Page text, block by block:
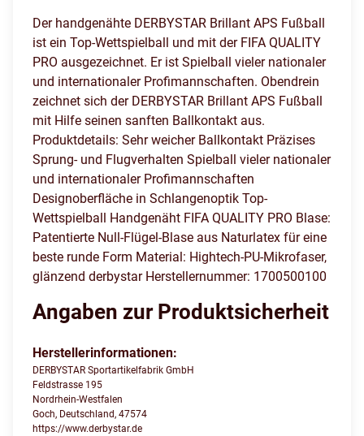
Der handgenähte DERBYSTAR Brillant APS Fußball
ist ein Top-Wettspielball und mit der FIFA QUALITY
PRO ausgezeichnet. Er ist Spielball vieler nationaler
und internationaler Profimannschaften. Obendrein
zeichnet sich der DERBYSTAR Brillant APS Fußball
mit Hilfe seinen sanften Ballkontakt aus.
Produktdetails: Sehr weicher Ballkontakt Präzises
Sprung- und Flugverhalten Spielball vieler nationaler
und internationaler Profimannschaften
Designoberfläche in Schlangenoptik Top-
Wettspielball Handgenäht FIFA QUALITY PRO Blase:
Patentierte Null-Flügel-Blase aus Naturlatex für eine
beste runde Form Material: Hightech-PU-Mikrofaser,
glänzend derbystar Herstellernummer: 1700500100
Angaben zur Produktsicherheit
Herstellerinformationen:
DERBYSTAR Sportartikelfabrik GmbH
Feldstrasse 195
Nordrhein-Westfalen
Goch, Deutschland, 47574
https://www.derbystar.de